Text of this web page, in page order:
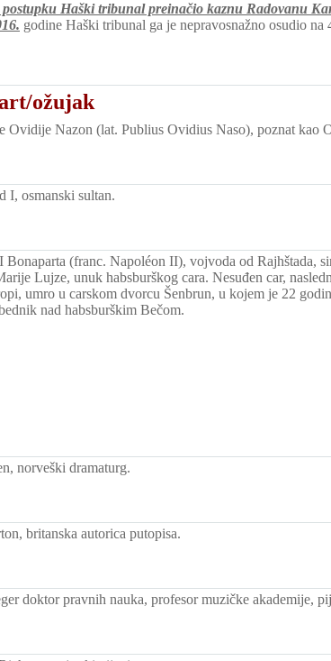
postupku Haški tribunal preinačio kaznu Radovanu
godine Haški tribunal ga je nepravosnažno osudio na
ožujak
Ovidije Nazon (lat. Publius Ovidius Naso), poznat kao
I, osmanski sultan.
Bonaparta (franc. Napoléon II), vojvoda od Rajhštada,
Lujze, unuk habsburškog cara. Nesuđen car,
umro u carskom dvorcu Šenbrun, u kojem je 22
nad habsburškim Bečom.
norveški dramaturg.
britanska autorica putopisa.
doktor pravnih nauka, profesor muzičke akademije,